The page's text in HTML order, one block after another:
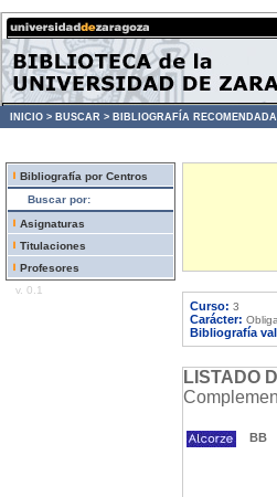
INICIO > BUSCAR > BIBLIOGRAFÍA
Bibliografía por Centros
Buscar por:
Asignaturas
Titulaciones
Profesores
v. 0.1
Curso: 3
Carácter:
Bibliografía
LISTADO
BB